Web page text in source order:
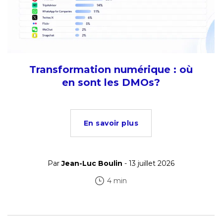
Transformation numérique : où
en sont les DMOs?
En savoir plus
ParJean-Luc Boulin - 13 juillet 2026
4 min